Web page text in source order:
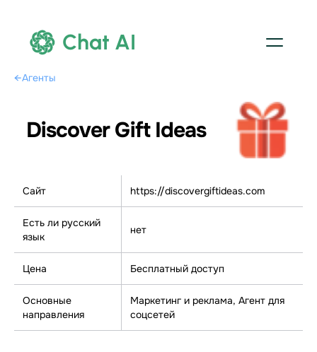
Chat AI
←Агенты
Discover Gift Ideas
Сайт https://discovergiftideas.com
Есть ли русский
язык
нет
Цена Бесплатный доступ
Основные
направления
Маркетинг и реклама, Агент для
соцсетей